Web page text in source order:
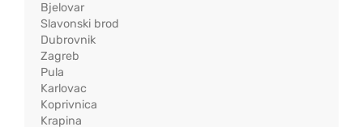
Bjelovar
Slavonski brod
Dubrovnik
Zagreb
Pula
Karlovac
Koprivnica
Krapina